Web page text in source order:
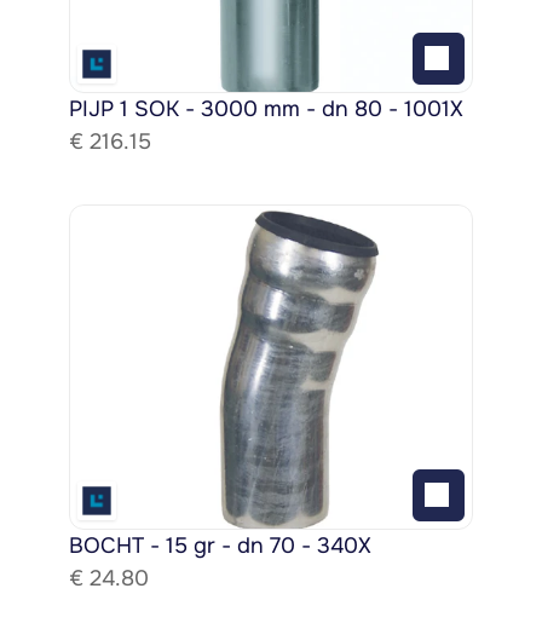
PIJP 1 SOK - 3000 mm - dn 80 - 1001X
€ 216.15
BOCHT - 15 gr - dn 70 - 340X
€ 24.80